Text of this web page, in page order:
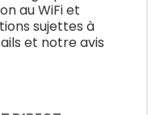
au WiFi et
sujettes à
et notre avis